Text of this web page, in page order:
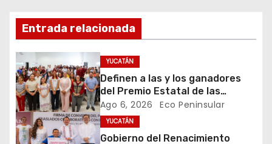
c
i
ó
n
d
Entrada relacionada
YUCATÁN
Definen a las y los ganadores
del Premio Estatal de las
Juventudes 2026
Ago 6, 2026 Eco Peninsular
YUCATÁN
Gobierno del Renacimiento